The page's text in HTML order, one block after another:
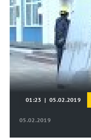
05.02.2019
01:23 | 05.02.2019